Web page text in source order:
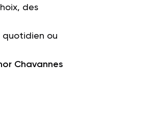
des
quotidien ou
Chavannes